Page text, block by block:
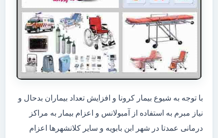
با توجه به شیوع بیمار کرونا و افزایش تعداد بیماران بدحال و
نیاز مبرم به استفاده از آمبولانس و اعزام بیمار به مراکز
درمانی عمدتا در شهر ابن بابویه و سایر کلانشهرها اعزام